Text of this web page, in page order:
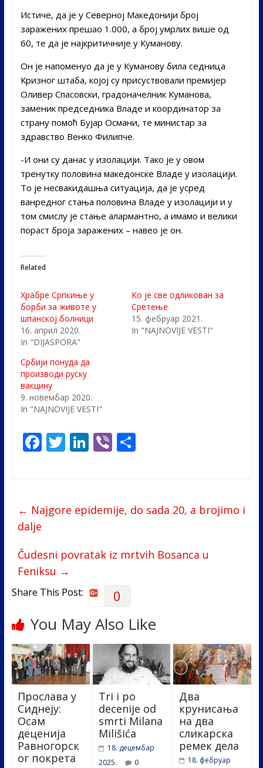
Истиче, да је у Северној Македонији број
заражених прешао 1.000, а број умрлих више од
60, те да је најкритичније у Куманову.
Он је напоменуо да је у Куманову била седница
Кризног штаба, којој су присуствовали премијер
Оливер Спасовски, градоначелник Куманова,
заменик председника Владе и координатор за
страну помоћ Бујар Османи, те министар за
здравство Венко Филипче.
-И они су данас у изолацији. Тако је у овом
тренутку половина македонске Владе у изолацији.
То је несвакидашња ситуација, да је усред
ванредног стања половина Владе у изолацији и у
том смислу је стање алармантно, а имамо и велики
пораст броја заражених – навео је он.
Related
Храбре Српкиње у
борби за животе у
шпанској болници
16. април 2020.
In "DIJASPORA"
Ко је све одликован за
Сретење
15. фебруар 2021.
In "NAJNOVIJE VESTI"
Србији понуда да
производи руску
вакцину
9. новембар 2020.
In "NAJNOVIJE VESTI"
F
ac
o
k
T
w
Li
n
dI
Vi
b
S
← Najgore epidemije, do sada 20, a brojimo i
dalje
Čudesni povratak iz mrtvih Bosanca u
Feniksu →
Share This Post: 0
You May Also Like
Прослава у
Сиднеју:
Осам
деценија
Равногорск
ог покрета
Tri i po
decenije od
smrti Milana
Milišića
18. децембар
2025.
0
Два
крунисања
на два
сликарска
ремек дела
18. фебруар